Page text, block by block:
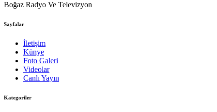
Boğaz Radyo Ve Televizyon
Sayfalar
İletişim
Künye
Foto Galeri
Videolar
Canlı Yayın
Kategoriler